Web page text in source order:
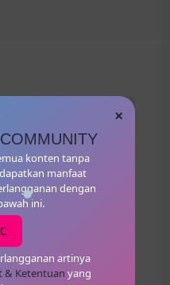
×
konten tanpa
manfaat
dengan
ini.
artinya
& Ketentuan yang